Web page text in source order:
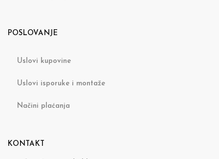
POSLOVANJE
Uslovi kupovine
Uslovi isporuke i montaže
Načini plaćanja
KONTAKT